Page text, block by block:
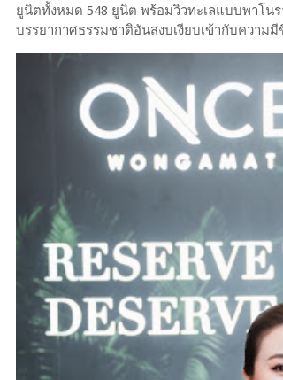
ยูนิตทั้งหมด 548 ยูนิต พร้อมวิวทะเลแบบพาโ
บรรยากาศธรรมชาติอันสงบเงียบเข้ากับความมี